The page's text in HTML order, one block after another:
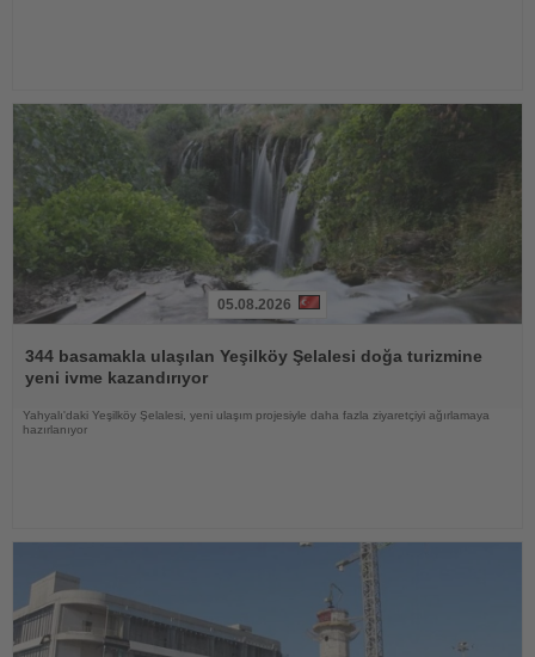
Oku
05.08.2026
344 basamakla ulaşılan Yeşilköy Şelalesi doğa turizmine
yeni ivme kazandırıyor
Yahyalı'daki Yeşilköy Şelalesi, yeni ulaşım projesiyle daha fazla ziyaretçiyi ağırlamaya
hazırlanıyor